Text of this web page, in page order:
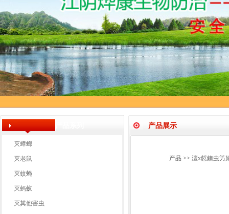
产品展示
灭蟑螂
灭老鼠
灭蚊蝇
灭蚂蚁
灭其他害虫
产品 >> 澶х悊鐭虫竻